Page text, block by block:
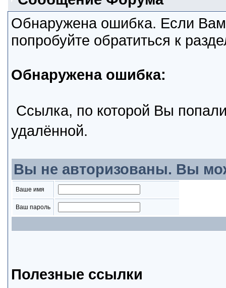
Обнаружена ошибка. Если
попробуйте обратиться к
Обнаружена ошибка:
Ссылка, по которой Вы
удалённой.
Вы не авторизованы. Вы
Ваше имя
Ваш пароль
Полезные ссылки